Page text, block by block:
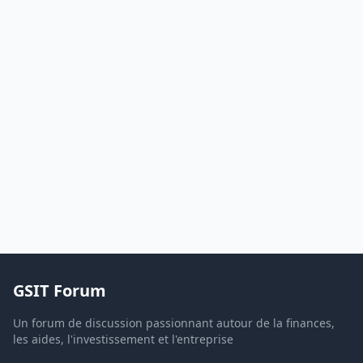
GSIT Forum
Un forum de discussion passionnant autour de la finances,
les aides, l'investissement et l'entreprise